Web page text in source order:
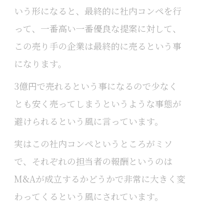
いう形になると、最終的に社内コンペを行
って、一番高い一番優良な提案に対して、
この売り手の企業は最終的に売るという事
になります。
3億円で売れるという事になるので少なく
とも安く売ってしまうというような事態が
避けられるという風に言っています。
実はこの社内コンペというところがミソ
で、それぞれの担当者の報酬というのは
M&Aが成立するかどうかで非常に大きく変
わってくるという風にされています。